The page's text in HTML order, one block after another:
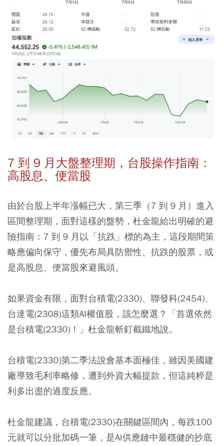
7 到 9 月大盤整理期，台股操作指南：
高股息、便當股
由於台股上半年漲幅已大，第三季（7 到 9 月）進入
區間整理期，面對這樣的盤勢，杜金龍給出明確的避
險指南： 7 到 9 月以「抗跌」標的為主，這段期間策
略應偏向保守，優先布局具防禦性、抗跌的股票，或
是高股息、便當股來避風頭。
如果資金有限，面對台積電(2330)、聯發科(2454)、
台達電(2308)這類AI權值股，該怎麼選？「首選依然
是台積電(2330)！」杜金龍斬釘截鐵地說。
台積電(2330)第二季法說會基本面極佳，雖因美國建
廠導致毛利率略修，遭到外資大幅提款，但這純粹是
利多出盡的過度反應。
杜金龍建議，台積電(2330)在關鍵區間內，每跌100
元就可以分批加碼一筆，是AI供應鏈中最穩健的抄底